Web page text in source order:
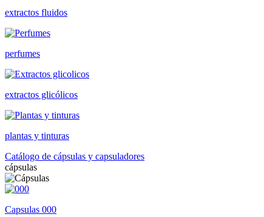
extractos fluidos
perfumes
extractos glicólicos
plantas y tinturas
Catálogo de cápsulas y capsuladores
cápsulas
Capsulas 000